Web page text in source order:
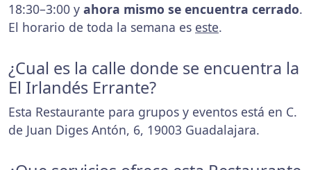
18:30–3:00 y ahora mismo se encuentra cerrado.
El horario de toda la semana es este.
¿Cual es la calle donde se encuentra la
El Irlandés Errante?
Esta Restaurante para grupos y eventos está en C.
de Juan Diges Antón, 6, 19003 Guadalajara.